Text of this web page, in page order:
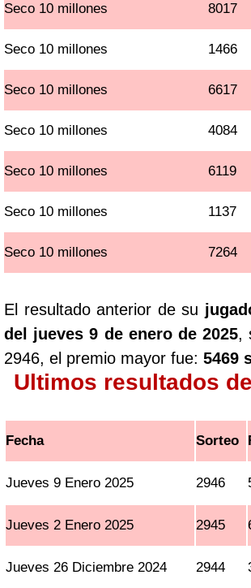
Seco 10 millones 8017
Seco 10 millones 1466
Seco 10 millones 6617
Seco 10 millones 4084
Seco 10 millones 6119
Seco 10 millones 1137
Seco 10 millones 7264
El resultado anterior de su
del jueves 9 de enero de 2025,
2946, el premio mayor fue: 5469
Ultimos resultados
Fecha Sorteo
Jueves 9 Enero 2025 2946
Jueves 2 Enero 2025 2945
Jueves 26 Diciembre 2024 2944